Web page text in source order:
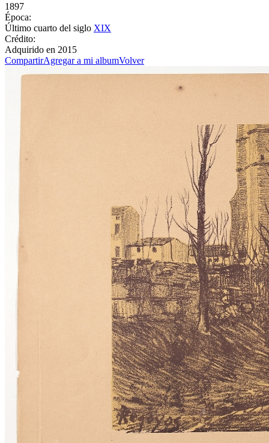
1897
Época:
Último cuarto del siglo XIX
Crédito:
Adquirido en 2015
CompartirAgregar a mi albumVolver